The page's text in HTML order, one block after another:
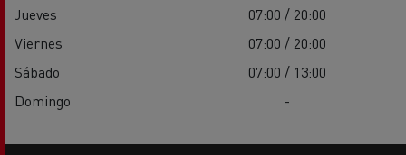
Jueves
07:00 / 20:00
Viernes
07:00 / 20:00
Sábado
07:00 / 13:00
Domingo
-